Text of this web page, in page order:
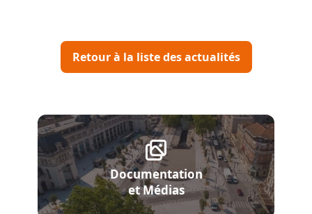
Retour à la liste des actualités
Documentation
et Médias